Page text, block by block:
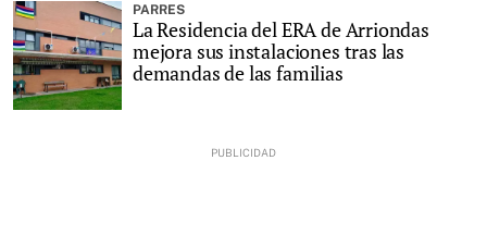
PARRES
La Residencia del ERA de Arriondas
mejora sus instalaciones tras las
demandas de las familias